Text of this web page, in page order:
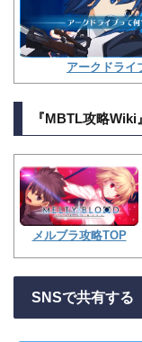
アークドライ
『MBTL攻略
メルブラ攻略TOP
SNSで共有する